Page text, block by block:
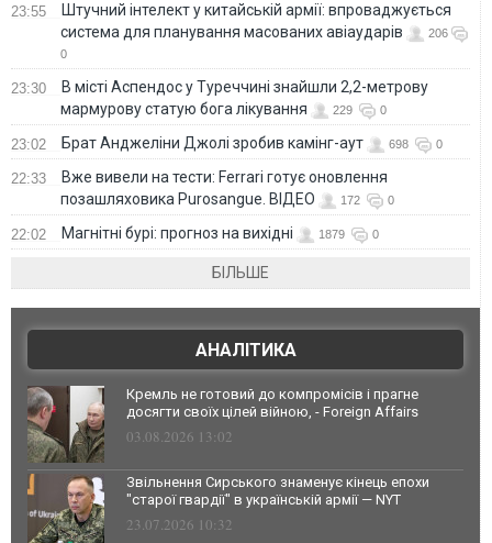
23:55
Штучний інтелект у китайській армії: впроваджується
система для планування масованих авіаударів
206
0
23:30
В місті Аспендос у Туреччині знайшли 2,2-метрову
мармурову статую бога лікування
229 0
23:02 Брат Анджеліни Джолі зробив камінг-аут 698 0
22:33
Вже вивели на тести: Ferrari готує оновлення
позашляховика Purosangue. ВІДЕО
172 0
22:02 Магнітні бурі: прогноз на вихідні 1879 0
БІЛЬШЕ
АНАЛІТИКА
Кремль не готовий до компромісів і прагне
досягти своїх цілей війною, - Foreign Affairs
03.08.2026 13:02
Звільнення Сирського знаменує кінець епохи
"старої гвардії" в українській армії — NYT
23.07.2026 10:32